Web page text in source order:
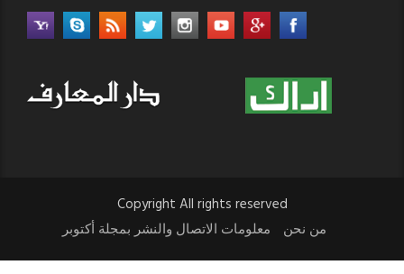
Copyright All rights reserved
من نحن
معلومات الاتصال والنشر بمجلة أكتوبر